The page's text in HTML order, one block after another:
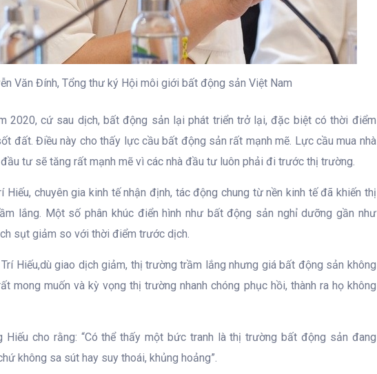
Văn Đính, Tổng thư ký Hội môi giới bất động sản Việt Nam
2020, cứ sau dịch, bất động sản lại phát triển trở lại, đặc biệt có thời điểm
đất. Điều này cho thấy lực cầu bất động sản rất mạnh mẽ. Lực cầu mua nhà
tư sẽ tăng rất mạnh mẽ vì các nhà đầu tư luôn phải đi trước thị trường.
Hiếu, chuyên gia kinh tế nhận định, tác động chung từ nền kinh tế đã khiến thị
lắng. Một số phân khúc điển hình như bất động sản nghỉ dưỡng gần như
sụt giảm so với thời điểm trước dịch.
Trí Hiếu,dù giao dịch giảm, thị trường trầm lắng nhưng giá bất động sản không
mong muốn và kỳ vọng thị trường nhanh chóng phục hồi, thành ra họ không
Hiếu cho rằng: “Có thể thấy một bức tranh là thị trường bất động sản đang
không sa sút hay suy thoái, khủng hoảng”.